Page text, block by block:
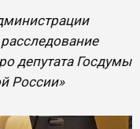
депутата Госдумы
России»